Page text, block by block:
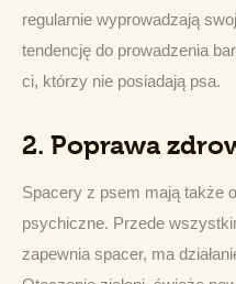
regularnie wyprowadzają
tendencję do prowadzenia
ci, którzy nie posiadają psa.
2. Poprawa
Spacery z psem mają także
psychiczne. Przede
zapewnia spacer, ma